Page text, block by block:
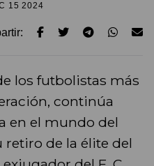
15 2024
los futbolistas más
continúa
en el mundo del
de la élite del